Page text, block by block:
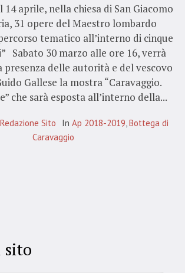
14 aprile, nella chiesa di San Giacomo
31 opere del Maestro lombardo
tematico all’interno di cinque
Sabato 30 marzo alle ore 16, verrà
delle autorità e del vescovo
Gallese la mostra “Caravaggio.
che sarà esposta all’interno della...
Redazione Sito In Ap 2018-2019 Bottega di
Caravaggio
sito